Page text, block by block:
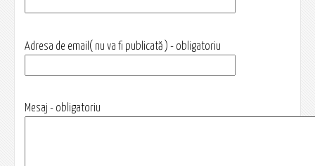
Adresa de email( nu va fi publicată ) - obligatoriu
Mesaj - obligatoriu